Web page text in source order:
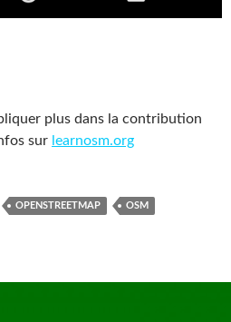
plus dans la contribution
sur learnosm.org
OPENSTREETMAP OSM